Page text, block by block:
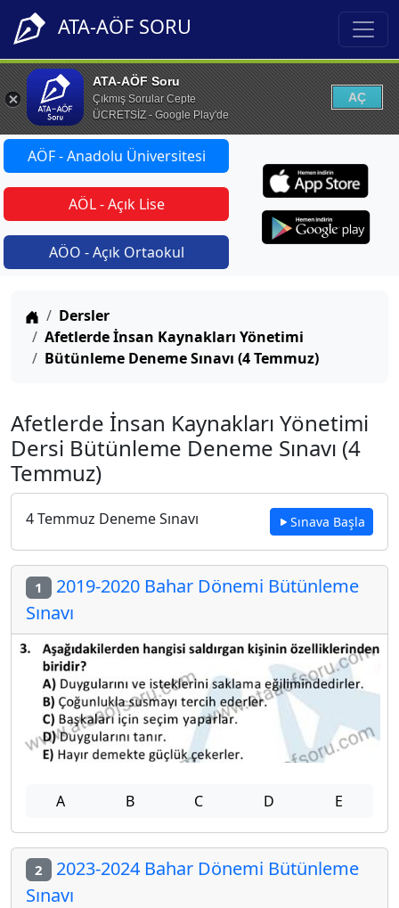
ATA-AÖF SORU
ATA-AÖF Soru
Çıkmış Sorular Cepte
ÜCRETSİZ - Google Play'de
AÇ
AÖF - Anadolu Üniversitesi
AÖL - Açık Lise
AÖO - Açık Ortaokul
Anasayfa
Dersler
Afetlerde İnsan Kaynakları Yönetimi
Bütünleme Deneme Sınavı (4 Temmuz)
Afetlerde İnsan Kaynakları Yönetimi
Dersi Bütünleme Deneme Sınavı (4
Temmuz)
4 Temmuz Deneme Sınavı Sınava Başla
1 2019-2020 Bahar Dönemi Bütünleme
Sınavı
A B C D E
2 2023-2024 Bahar Dönemi Bütünleme
Sınavı